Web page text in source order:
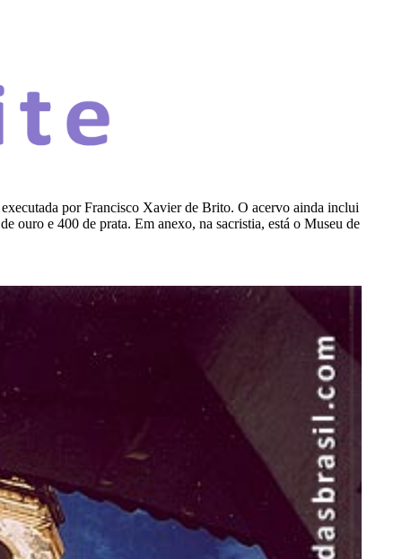
por Francisco Xavier de Brito. O acervo ainda inclui
ouro e 400 de prata. Em anexo, na sacristia, está o Museu de